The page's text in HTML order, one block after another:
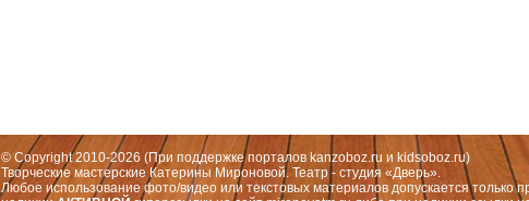
© Copyright 2010-2026 (При поддержке порталов kanzoboz.ru и kidsoboz.ru)
Творческие мастерские Катерины Мироновой. Театр - студия «Дверь».
Любое использование фото/видео или текстовых материалов допускается только